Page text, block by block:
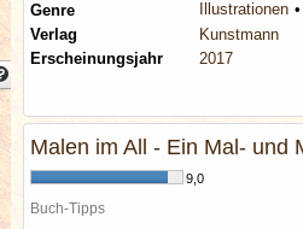
Genre
Illustrationen
Verlag
Kunstmann
Erscheinungsjahr
2017
Malen im All - Ein Mal- und
9,0
Buch-Tipps